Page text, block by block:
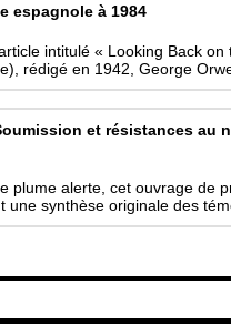
espagnole à 1984
intitulé « Looking Back
rédigé en 1942, George
et résistances au
plume alerte, cet ouvrage de
une synthèse originale des